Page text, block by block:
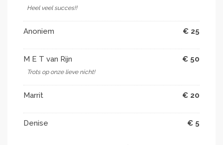
Heel veel succes!!
Anoniem € 25
M E T van Rijn € 50
Trots op onze lieve nicht! ️
Marrit € 20
Denise € 5